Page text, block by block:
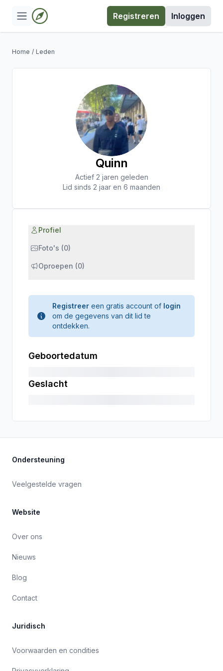
Registreren Inloggen
Home / Leden
Quinn
Actief 2 jaren geleden
Lid sinds 2 jaar en 6 maanden
Profiel
Foto's (0)
Oproepen (0)
Registreer een gratis account of login
om de gegevens van dit lid te
ontdekken.
Geboortedatum
Geslacht
Ondersteuning
Veelgestelde vragen
Website
Over ons
Nieuws
Blog
Contact
Juridisch
Voorwaarden en condities